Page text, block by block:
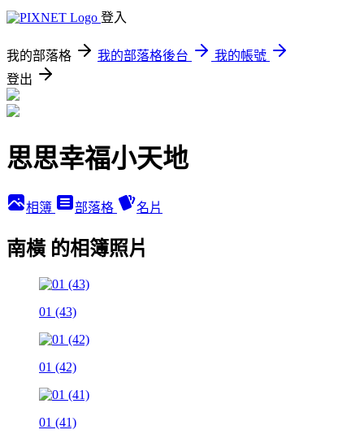
登入
我的部落格 我的部落格後台
我的帳號
登出
思思幸福小天地
相簿 部落格 名片
南橫 的相簿照片
01 (43)
01 (42)
01 (41)